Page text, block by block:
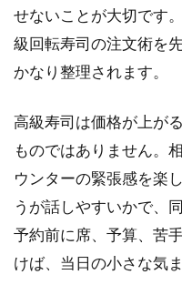
1.2
福井
司相
総額
で見
る
1.3
接待
は個
室よ
り会
せないことが大切です
級回転寿司の注文術を
かなり整理されます。
高級寿司は価格が上が
ものではありません。
ウンターの緊張感を楽
うが話しやすいかで、
予約前に席、予算、苦
けば、当日の小さな気